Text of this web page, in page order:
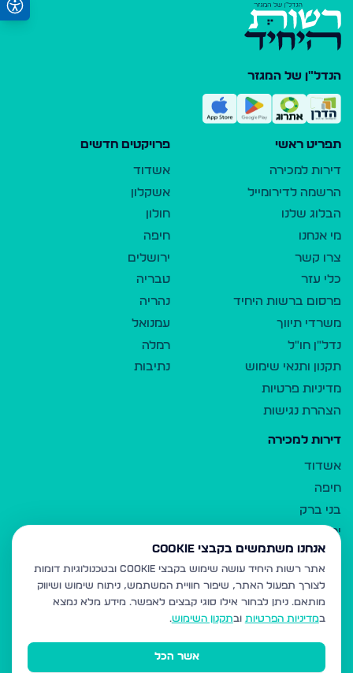
הנדל"ן של המגזר
תפריט ראשי
דירות למכירה
הרשמה לדירומייל
הבלוג שלנו
מי אנחנו
צרו קשר
כלי עזר
פרסום ברשות היחיד
משרדי תיווך
נדל"ן חו"ל
תקנון ותנאי שימוש
מדיניות פרטיות
הצהרת נגישות
פרויקטים חדשים
אשדוד
אשקלון
חולון
חיפה
ירושלים
טבריה
נהריה
עמנואל
רמלה
נתיבות
דירות למכירה
אשדוד
חיפה
בני ברק
ירושלים
אלעד
גבעת זאב
בית שמש
רכסים
מודיעין עילית
אנחנו משתמשים בקבצי Cookie
אתר רשות היחיד עושה שימוש בקבצי Cookie ובטכנולוגיות דומות
לצורך תפעול האתר, שיפור חוויית המשתמש, ניתוח שימוש ושיווק
מותאם. ניתן לבחור אילו סוגי קבצים לאפשר. מידע מלא נמצא
במדיניות הפרטיות ובתקנון השימוש.
אשר הכל